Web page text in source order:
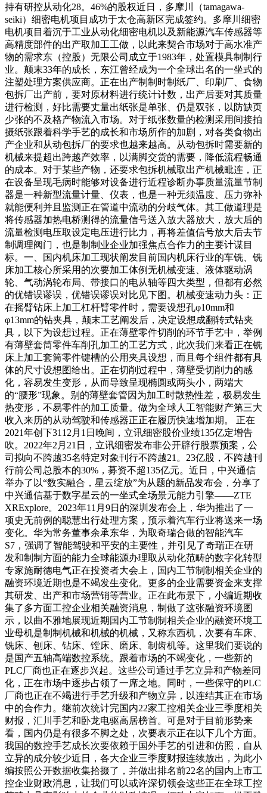
持有研控从动化28。46%的股权近日，多摩川（tamagawa-
seiki）细密电机项目成功于太仓高新区完成签约。多摩川细密
电机项目着沉于工业从动化细密电机以及新能源汽车传感器等
高精度部件的出产取加工工做，以此来契合市场对于高水准产
物的需求东（控股）无限公司成立于1983年，处置模具制制行
业。颠末33年的成长，东江曾经成为一个全球出名的一坐式的
注塑处理方案供应商。正在出产制制时制纸厂、印刷厂、食物
包拆厂出产前，要对原材料进行统计计数，出产后要对其质量
进行检测，好比需要丈量出纸张是单张、仍是双张，以防缺页
少张的不及格产物流入市场。对于纸张数量的检测采用间接拍
摄纸张跟着科学手艺的成长和市场所作的加剧，对各类食物出
产企业和从动包拆厂的要求也越来越高。从动包拆时需要新的
机械来提超出跨越产效率，以满脚交货的需要，降低流程畅通
的成本。对于某些产物，还要求包拆机械取出产机械毗连，正
在设备呈现毛病时能够对设备进行近程诊断办事质量流量节制
器是一种新型流量计量、仪表，也是一种无须温度、压力弥补
就能便利并且监测正在管道中流动的分歧气体。其工做道理是
将传感器加热电桥测得的流量信号送入放大器放大，放大后的
流量检测电压取设定电压进行比力，再将差值信号放大后去节
制调理阀门，也是制制业企业加强焦点合作力的主要计谋目
标。一、国内机床加工现状阐发目前国内机床行业的车铣、铣
床加工核心所采用的次要加工体例无机械变速、液体驱动涡
轮、气动涡轮布局、带接口的电从轴等四大类型，但都有必然
的优错误谬误，优错误谬误对比见下图。机械变速动力头：正
在摇臂钻床上加工杠杆臂零件时，需要设想孔φ10mm和
φ13mm的钻夹具，颠末工艺阐发后，决定设想成翻转式钻夹
具，以下为设想过程。正在薄壁零件切削的环节手艺中，举例
有薄壁套筒零件车削孔加工的工艺方式，此次我们来看正在铣
床上加工套筒零件键槽的公用夹具设想，而且每个组件都有具
体的尺寸设想图给出。正在切削过程中，薄壁受切削力的感
化，容易发生变形，从而导致呈现椭圆或两头小，两端大
的“腰形”现象。别的薄壁套管因为加工时散热性差，极易发生
热变形，不易零件的加工质量。做为全球人工智能财产第三大
收入来历的从动驾驶和传感器正正在履历快速增加期。 正在
2021年创下3112月1日晚间，立讯细密股价业绩135亿定增告
吹。2022年2月21日，立讯细密发布非公开辟行股票预案，公
司拟向不跨越35名特定对象刊行不跨越21。23亿股，不跨越刊
行前公司总股本的30%，募资不超135亿元。近日，中兴通信
举办了以“数实融合，星云绽放”为从题的新品发布会，分享了
中兴通信基于数字星云的一坐式全场景元能力引擎——ZTE
XRExplore。2023年11月9日的深圳发布会上，华为推出了一
项史无前例的聪慧出行处理方案，预示着汽车行业将送来一场
变化。华为常务董事余承东华，为取奇瑞合做的智能汽车
S7，强调了智能驾驶和平安的主要性，并引见了奇瑞正在研
发和制制方面的能力全球能源办理取从动化范畴的数字化转型
专家施耐德电气正在投资者大会上，国内工节制制相关企业的
融资环境近期也是不竭发生变化。更多的企业需要资金来支撑
其研发、出产和市场营销等营业。正在此布景下，小编近期收
集了多方面工控企业相关融资消息，制做了这张融资环境图
示，以曲不雅地展现近期国内工节制制相关企业的融资环境工
业母机是制制机械和机械的机械，又称东西机，次要有车床、
铣床、刨床、钻床、镗床、磨床、制齿机等。这里我们要说的
是国产五轴高端数控系统。跟着市场的不竭变化，一些新的
PLC厂商也正在逐步兴起。这些公司通过手艺立异和产物差同
化，正在市场中逐步占领了一席之地。同时，一些保守的PLC
厂商也正在不竭进行手艺升级和产物立异，以连结其正在市场
中的合作力。继前次统计完国内22家工控相关企业三季度相关
财报，汇川手艺和卧龙电驱高居榜首。可是对于目前形势来
看，国内仍是有很多不脚之处，次要表示正在以下几个方面。
我国的数控手艺成长次要依赖于国外手艺的引进和仿照，自从
立异的成分较少近日，各大企业三季度财报连续放出，为此小
编按照公开数据收集拾掇了，并做出排名前22名的国内上市工
控企业财政消息，让我们可以或许深切领会这些正在全球工控